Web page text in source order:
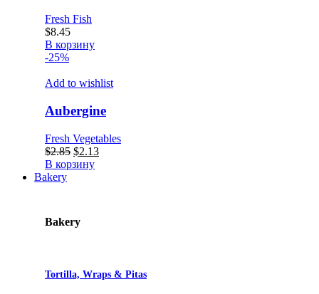
Fresh Fish
$8.45
В корзину
-25%
Add to wishlist
Aubergine
Fresh Vegetables
$2.85 Первоначальная
цена
$2.13Текущая
В корзину
Bakery
Bakery
Tortilla, Wraps & Pitas